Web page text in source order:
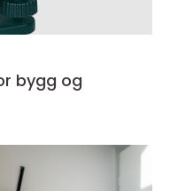
bygg og